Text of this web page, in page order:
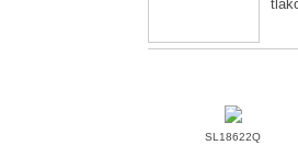
SL18622Q